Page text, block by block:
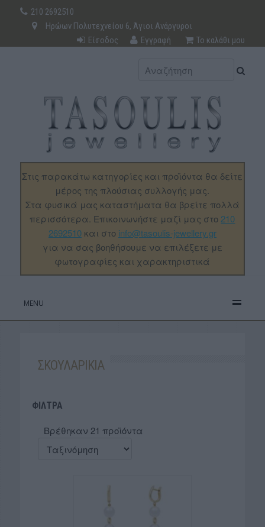
210 2692510
Ηρώων Πολυτεχνείου 6, Άγιοι Ανάργυροι
Είσοδος
Εγγραφή Το καλάθι μου
Στις παρακάτω κατηγορίες και προϊόντα θα δείτε
μέρος της πλούσιας συλλογής μας.
Στα φυσικά μας καταστήματα θα βρείτε πολλά
περισσότερα. Επικοινωνήστε μαζί μας στο 210
2692510και στο info@tasoulis-jewellery.gr
για να σας βοηθήσουμε να επιλέξετε με
φωτογραφίες και χαρακτηριστικά
MENU
ΣΚΟΥΛΑΡΙΚΙΑ
ΦΙΛΤΡΑ
Βρέθηκαν 21 προϊόντα